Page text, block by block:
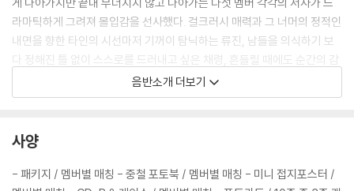
라마틱하게 그려져 몰입감을 선사했다. 걸크러시 매력과 그 너머의 정적인
내면을 향한 타인의 시선마저 기꺼이 탐닉하는 류진, 남들을 의식하기 보
다 정해진 틀 없이 스스로를 드러내고 싶은 채령, 흔들릴 때에도 순간의 감
각을 믿으며 나아가는 유나, 감정을 그대로 내보이는 방식으로 밸런스를
지키는 리아, 어떤 순간에도 자기 자신을 믿으며 끝까지 밀어붙이는 예지
켰다. 이번 트레일러는 리전드필름 윤승림 감독이 총괄했고 독창적 비주얼
와 호흡을 맞췄다. 감각적 미학을 입힌 모든 신이 정교하게 구성되며 호평
음반소개 더보기
사양
- 패키지 / 멤버별 매칭 - 중철 포토북 / 멤버별 매칭 - 미니 접지포스터 /